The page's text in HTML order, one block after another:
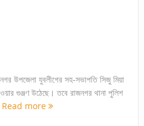
উপজেলা যুবলীগের সহ-সভাপতি সিজু মিয়া
গুঞ্জণ উঠেছে। তবে রাজনগর থানা পুলিশ
Read more